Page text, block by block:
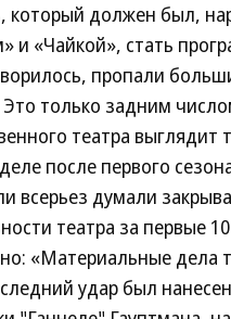
который должен был,
и «Чайкой», стать
пропали
только задним
театра выглядит
после первого
всерьез думали
театра за первые
«Материальные дела
удар был